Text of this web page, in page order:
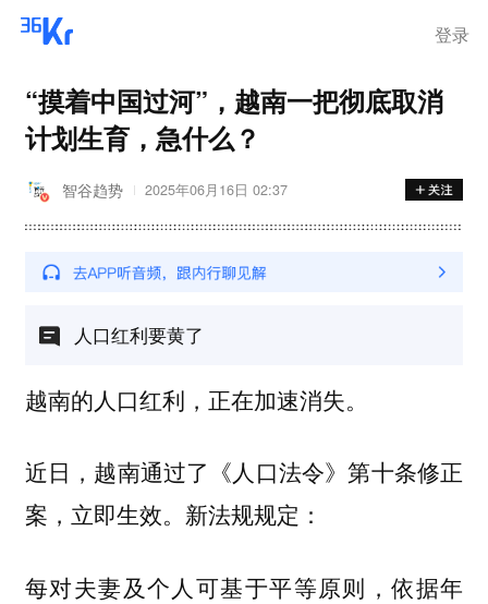
登录
“摸着中国过河”，越南一把彻底取消
计划生育，急什么？
智谷趋势 2025年06月16日 02:37
人口红利要黄了
越南的人口红利，正在加速消失。
近日，越南通过了《人口法令》第十条修正
案，立即生效。新法规规定：
每对夫妻及个人可基于平等原则，依据年